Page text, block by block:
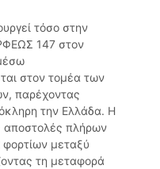
τόσο στην
147 στον
στον τομέα των
παρέχοντας
την Ελλάδα. Η
αποστολές πλήρων
μεταξύ
τη μεταφορά